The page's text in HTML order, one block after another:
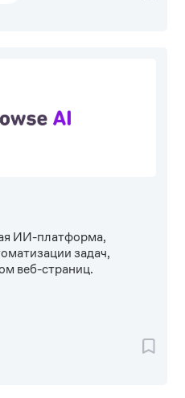
ИИ-платформа,
задач,
веб-страниц.